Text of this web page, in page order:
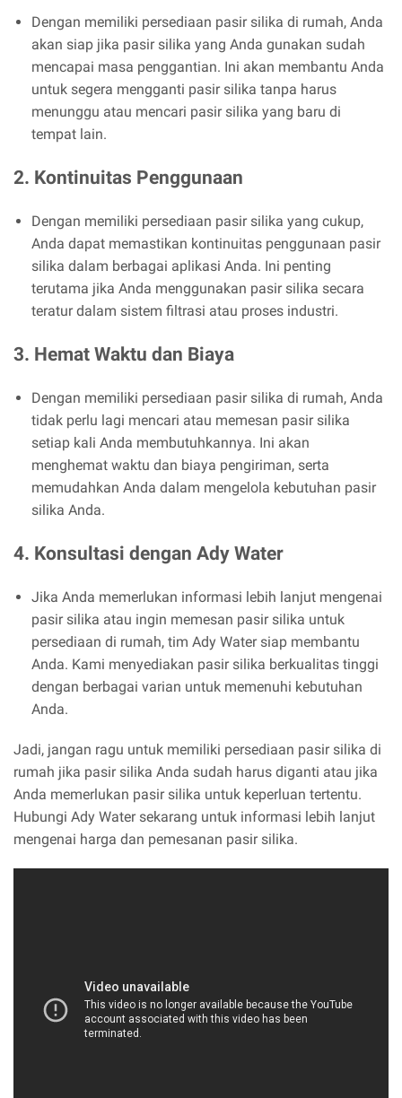
Dengan memiliki persediaan pasir silika di rumah, Anda
akan siap jika pasir silika yang Anda gunakan sudah
mencapai masa penggantian. Ini akan membantu Anda
untuk segera mengganti pasir silika tanpa harus
menunggu atau mencari pasir silika yang baru di
tempat lain.
2. Kontinuitas Penggunaan
Dengan memiliki persediaan pasir silika yang cukup,
Anda dapat memastikan kontinuitas penggunaan pasir
silika dalam berbagai aplikasi Anda. Ini penting
terutama jika Anda menggunakan pasir silika secara
teratur dalam sistem filtrasi atau proses industri.
3. Hemat Waktu dan Biaya
Dengan memiliki persediaan pasir silika di rumah, Anda
tidak perlu lagi mencari atau memesan pasir silika
setiap kali Anda membutuhkannya. Ini akan
menghemat waktu dan biaya pengiriman, serta
memudahkan Anda dalam mengelola kebutuhan pasir
silika Anda.
4. Konsultasi dengan Ady Water
Jika Anda memerlukan informasi lebih lanjut mengenai
pasir silika atau ingin memesan pasir silika untuk
persediaan di rumah, tim Ady Water siap membantu
Anda. Kami menyediakan pasir silika berkualitas tinggi
dengan berbagai varian untuk memenuhi kebutuhan
Anda.
Jadi, jangan ragu untuk memiliki persediaan pasir silika di
rumah jika pasir silika Anda sudah harus diganti atau jika
Anda memerlukan pasir silika untuk keperluan tertentu.
Hubungi Ady Water sekarang untuk informasi lebih lanjut
mengenai harga dan pemesanan pasir silika.